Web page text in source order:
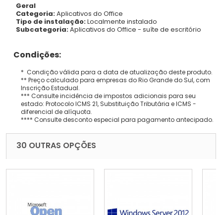
Geral
Categoria:Aplicativos do Office
Tipo de instalação:Localmente instalado
Subcategoria:Aplicativos do Office - suíte de escritório
Condições:
* Condição válida para a data de atualização deste produto.
** Preço calculado para empresas do Rio Grande do Sul, com
Inscrição Estadual.
*** Consulte incidência de impostos adicionais para seu
estado: Protocolo ICMS 21, Substituição Tributária e ICMS -
diferencial de alíquota.
**** Consulte desconto especial para pagamento antecipado.
30 OUTRAS OPÇÕES